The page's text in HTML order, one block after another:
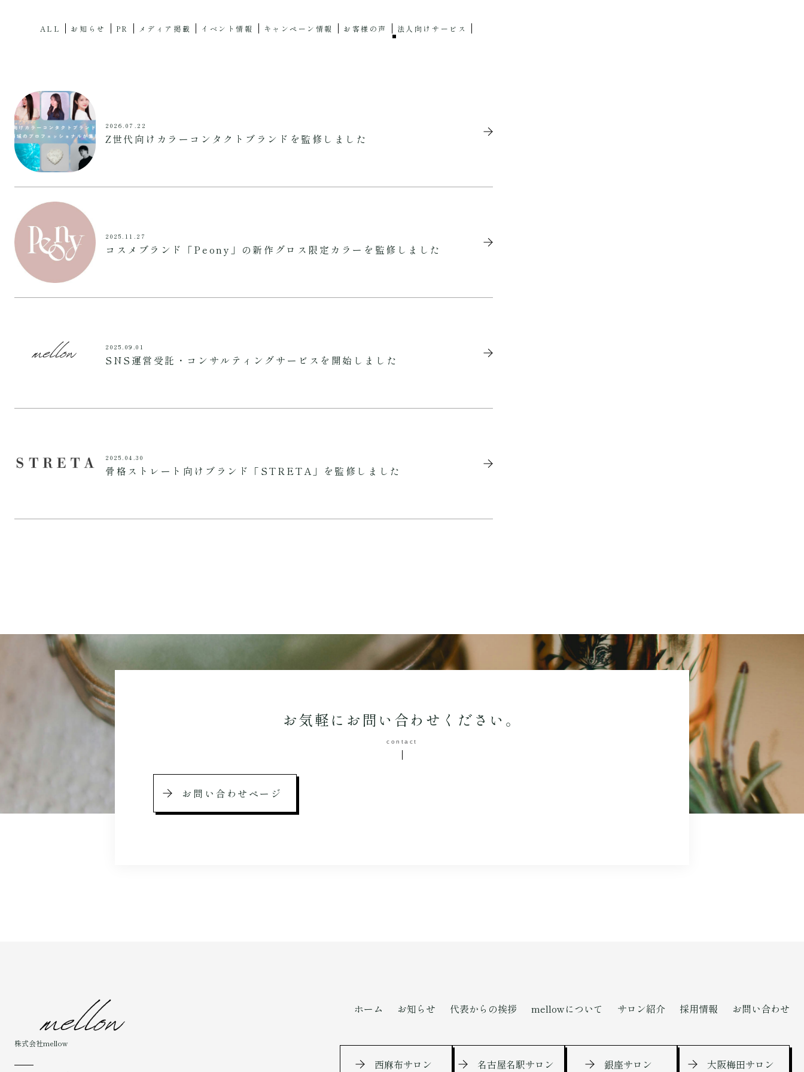
ALL お知らせ PR メディア掲載 イベント情報 キャンペーン情報 お客様の声 法人向けサービス
2026.07.22
Z世代向けカラーコンタクトブランドを監修しました
2025.11.27
コスメブランド「Peony」の新作グロス限定カラーを監修しました
2025.09.01
SNS運営受託・コンサルティングサービスを開始しました
2025.04.30
骨格ストレート向けブランド「STRETA」を監修しました
お気軽に お問い合わせください。
contact
お問い合わせページ
株式会社mellow
ホーム お知らせ 代表からの挨拶 mellowについて サロン紹介 採用情報 お問い合わせ
西麻布サロン 名古屋名駅サロン 銀座サロン 大阪梅田サロン